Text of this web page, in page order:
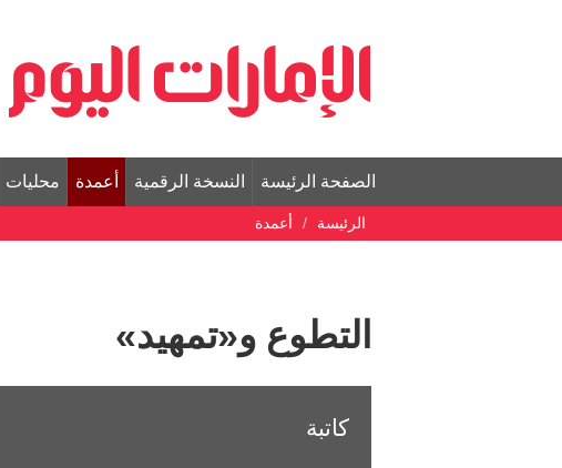
الصفحة الرئيسة النسخة الرقمية أعمدة محليات
الرئيسة أعمدة
التطوع و«تمهيد»
كاتبة